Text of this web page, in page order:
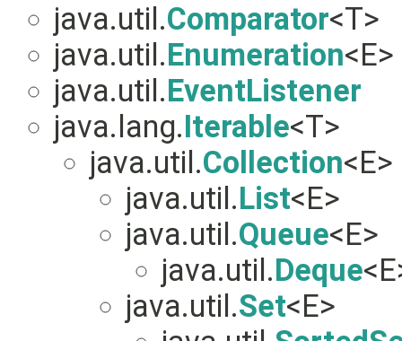
java.util.Comparator<T>
java.util.Enumeration<E>
java.util.EventListener
java.lang.Iterable<T>
java.util.Collection<E>
java.util.List<E>
java.util.Queue<E>
java.util.Deque
java.util.Set<E>